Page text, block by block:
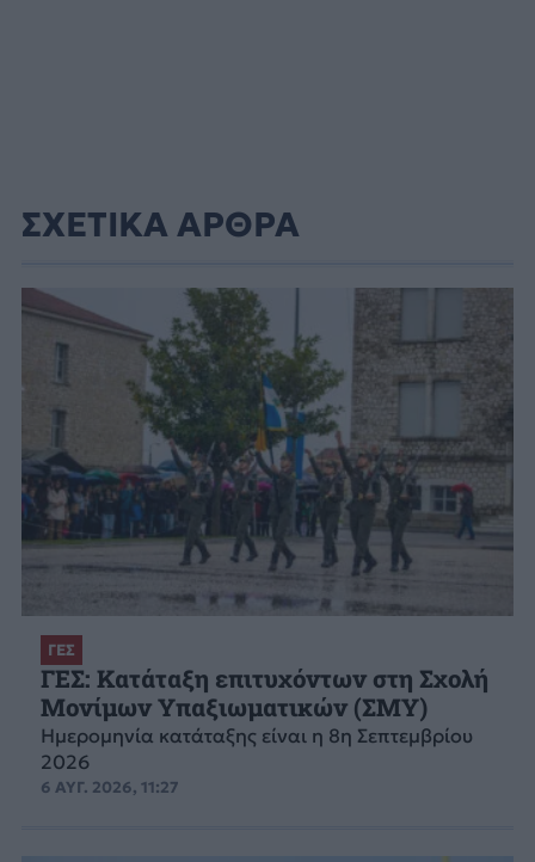
ΣΧΕΤΙΚΑ ΑΡΘΡΑ
ΓΕΣ
ΓΕΣ: Κατάταξη επιτυχόντων στη Σχολή
Μονίμων Υπαξιωματικών (ΣΜΥ)
Ημερομηνία κατάταξης είναι η 8η Σεπτεμβρίου
2026
6 ΑΥΓ. 2026, 11:27